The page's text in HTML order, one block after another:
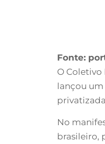
Fonte:
O
lançou um
No
brasileiro,